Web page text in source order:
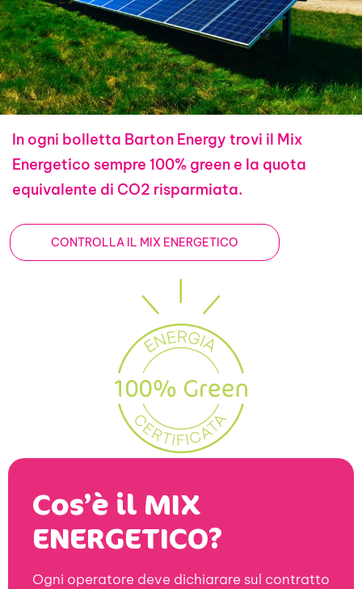
In ogni bolletta Barton Energy trovi il Mix
Energetico sempre 100% green e la quota
equivalente di CO2 risparmiata.
CONTROLLA IL MIX ENERGETICO
Cos’è il MIX
ENERGETICO?
Ogni operatore deve dichiarare sul contratto